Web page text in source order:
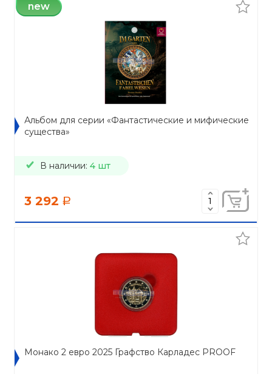
new
Альбом для серии «Фантастические и мифические
существа»
В наличии: 4 шт
3 292 a
Монако 2 евро 2025 Графство Карладес PROOF